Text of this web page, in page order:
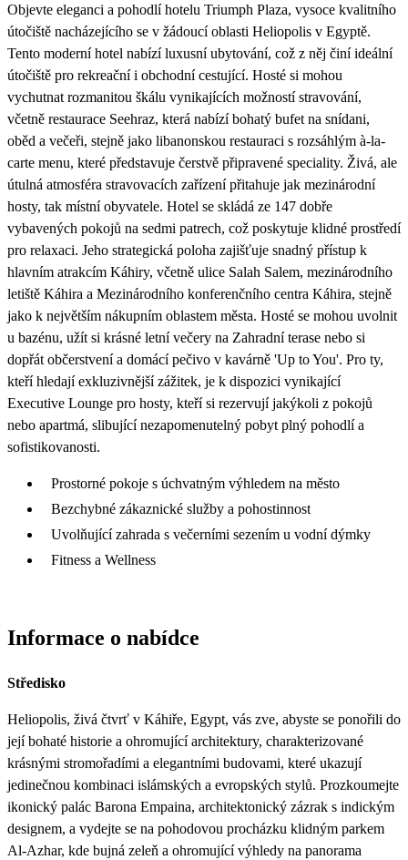
Objevte eleganci a pohodlí hotelu Triumph Plaza, vysoce kvalitního
útočiště nacházejícího se v žádoucí oblasti Heliopolis v Egyptě.
Tento moderní hotel nabízí luxusní ubytování, což z něj činí ideální
útočiště pro rekreační i obchodní cestující. Hosté si mohou
vychutnat rozmanitou škálu vynikajících možností stravování,
včetně restaurace Seehraz, která nabízí bohatý bufet na snídani,
oběd a večeři, stejně jako libanonskou restauraci s rozsáhlým à-la-
carte menu, které představuje čerstvě připravené speciality. Živá, ale
útulná atmosféra stravovacích zařízení přitahuje jak mezinárodní
hosty, tak místní obyvatele. Hotel se skládá ze 147 dobře
vybavených pokojů na sedmi patrech, což poskytuje klidné prostředí
pro relaxaci. Jeho strategická poloha zajišťuje snadný přístup k
hlavním atrakcím Káhiry, včetně ulice Salah Salem, mezinárodního
letiště Káhira a Mezinárodního konferenčního centra Káhira, stejně
jako k největším nákupním oblastem města. Hosté se mohou uvolnit
u bazénu, užít si krásné letní večery na Zahradní terase nebo si
dopřát občerstvení a domácí pečivo v kavárně 'Up to You'. Pro ty,
kteří hledají exkluzivnější zážitek, je k dispozici vynikající
Executive Lounge pro hosty, kteří si rezervují jakýkoli z pokojů
nebo apartmá, slibující nezapomenutelný pobyt plný pohodlí a
sofistikovanosti.
Prostorné pokoje s úchvatným výhledem na město
Bezchybné zákaznické služby a pohostinnost
Uvolňující zahrada s večerními sezením u vodní dýmky
Fitness a Wellness
Informace o nabídce
Středisko
Heliopolis, živá čtvrť v Káhiře, Egypt, vás zve, abyste se ponořili do
její bohaté historie a ohromující architektury, charakterizované
krásnými stromořadími a elegantními budovami, které ukazují
jedinečnou kombinaci islámských a evropských stylů. Prozkoumejte
ikonický palác Barona Empaina, architektonický zázrak s indickým
designem, a vydejte se na pohodovou procházku klidným parkem
Al-Azhar, kde bujná zeleň a ohromující výhledy na panorama